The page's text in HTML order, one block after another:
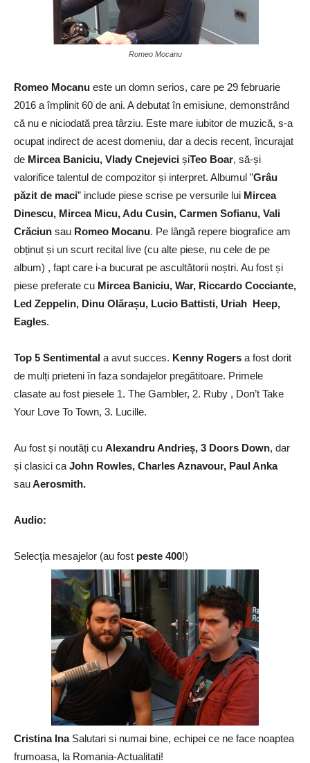
Romeo Mocanu
Romeo Mocanu este un domn serios, care pe 29 februarie
2016 a împlinit 60 de ani. A debutat în emisiune, demonstrând
că nu e niciodată prea târziu. Este mare iubitor de muzică, s-a
ocupat indirect de acest domeniu, dar a decis recent, încurajat
de Mircea Baniciu, Vlady Cnejevici șiTeo Boar, să-și
valorifice talentul de compozitor și interpret. Albumul ”Grâu
păzit de maci” include piese scrise pe versurile lui Mircea
Dinescu, Mircea Micu, Adu Cusin, Carmen Sofianu, Vali
Crăciun sau Romeo Mocanu. Pe lângă repere biografice am
obținut și un scurt recital live (cu alte piese, nu cele de pe
album) , fapt care i-a bucurat pe ascultătorii noștri. Au fost și
piese preferate cu Mircea Baniciu, War, Riccardo Cocciante,
Led Zeppelin, Dinu Olărașu, Lucio Battisti, Uriah Heep,
Eagles.
Top 5 Sentimental a avut succes. Kenny Rogers a fost dorit
de mulți prieteni în faza sondajelor pregătitoare. Primele
clasate au fost piesele 1. The Gambler, 2. Ruby , Don’t Take
Your Love To Town, 3. Lucille.
Au fost și noutăți cu Alexandru Andrieș, 3 Doors Down, dar
și clasici ca John Rowles, Charles Aznavour, Paul Anka
sauAerosmith.
Audio:
Selecţia mesajelor (au fost peste 400!)
Cristina Ina Salutari si numai bine, echipei ce ne face noaptea
frumoasa, la Romania-Actualitati!